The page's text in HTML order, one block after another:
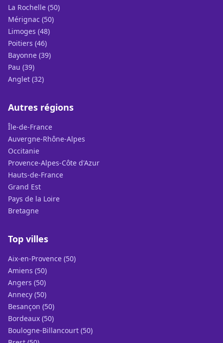
La Rochelle (50)
Mérignac (50)
Limoges (48)
Poitiers (46)
Bayonne (39)
Pau (39)
Anglet (32)
Autres régions
Île-de-France
Auvergne-Rhône-Alpes
Occitanie
Provence-Alpes-Côte d'Azur
Hauts-de-France
Grand Est
Pays de la Loire
Bretagne
Top villes
Aix-en-Provence (50)
Amiens (50)
Angers (50)
Annecy (50)
Besançon (50)
Bordeaux (50)
Boulogne-Billancourt (50)